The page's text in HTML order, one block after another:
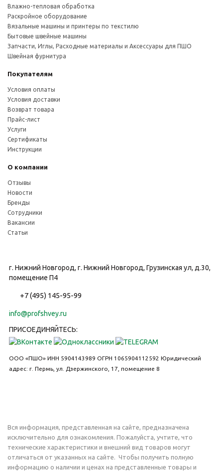
г. Нижний Новгород, г. Нижний Новгород, Грузинская ул, д.30,
помещение П4
+7 (495) 145-95-99
info@profshvey.ru
ПРИСОЕДИНЯЙТЕСЬ:
ООО «ПШО» ИНН 5904143989 ОГРН 1065904112592 Юридический
адрес: г. Пермь, ул. Дзержинского, 17, помещение 8
Влажно-тепловая обработка
Раскройное оборудование
Вязальные машины и принтеры по текстилю
Бытовые швейные машины
Запчасти, Иглы, Расходные материалы и Аксессуары для ПШО
Швейная фурнитура
Покупателям
Условия оплаты
Условия доставки
Возврат товара
Прайс-лист
Услуги
Сертификаты
Инструкции
О компании
Отзывы
Новости
Бренды
Сотрудники
Вакансии
Статьи
Вся информация, представленная на сайте, предназначена
исключительно для ознакомления. Пожалуйста, учтите, что
технические характеристики и внешний вид товаров могут
отличаться от указанных на сайте. Чтобы получить полную
информацию о наличии и ценах на представленные товары и